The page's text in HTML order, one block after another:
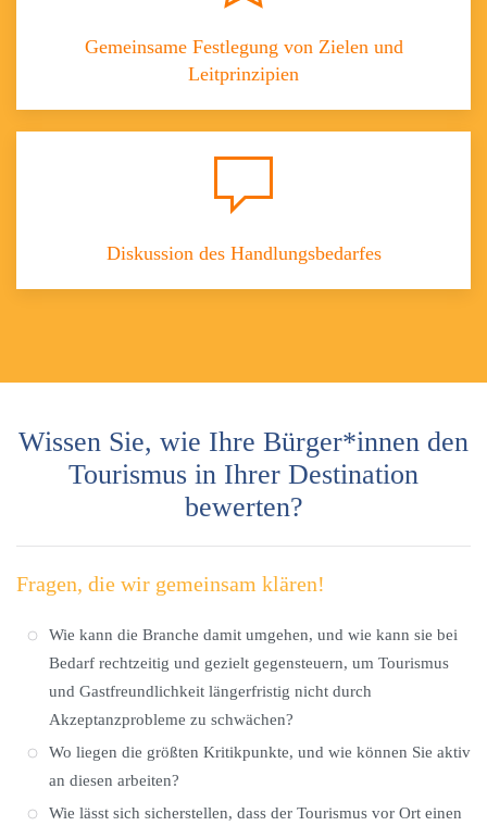
Gemeinsame Festlegung von Zielen und
Leitprinzipien
Diskussion des Handlungsbedarfes
Wissen Sie, wie Ihre Bürger*innen den
Tourismus in Ihrer Destination
bewerten?
Fragen, die wir gemeinsam klären!
Wie kann die Branche damit umgehen, und wie kann sie bei
Bedarf rechtzeitig und gezielt gegensteuern, um Tourismus
und Gastfreundlichkeit längerfristig nicht durch
Akzeptanzprobleme zu schwächen?
Wo liegen die größten Kritikpunkte, und wie können Sie aktiv
an diesen arbeiten?
Wie lässt sich sicherstellen, dass der Tourismus vor Ort einen